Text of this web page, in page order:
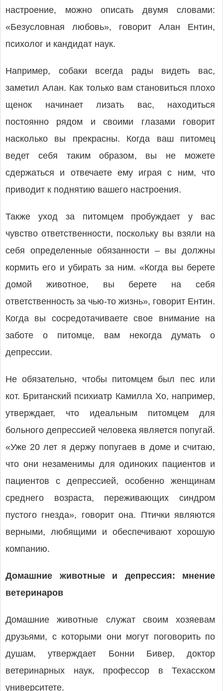
настроение, можно описать двумя словами:
«Безусловная любовь», говорит Алан Ентин,
психолог и кандидат наук.
Например, собаки всегда рады видеть вас,
заметил Алан. Как только вам становиться плохо
щенок начинает лизать вас, находиться
постоянно рядом и своими глазами говорит
насколько вы прекрасны. Когда ваш питомец
ведет себя таким образом, вы не можете
сдержаться и отвечаете ему играя с ним, что
приводит к поднятию вашего настроения.
Также уход за питомцем пробуждает у вас
чувство ответственности, поскольку вы взяли на
себя определенные обязанности – вы должны
кормить его и убирать за ним. «Когда вы берете
домой животное, вы берете на себя
ответственность за чью-то жизнь», говорит Ентин.
Когда вы сосредотачиваете свое внимание на
заботе о питомце, вам некогда думать о
депрессии.
Не обязательно, чтобы питомцем был пес или
кот. Британский психиатр Камилла Хо, например,
утверждает, что идеальным питомцем для
больного депрессией человека является попугай.
«Уже 20 лет я держу попугаев в доме и считаю,
что они незаменимы для одиноких пациентов и
пациентов с депрессией, особенно женщинам
среднего возраста, переживающих синдром
пустого гнезда», говорит она. Птички являются
верными, любящими и обеспечивают хорошую
компанию.
Домашние животные и депрессия: мнение
ветеринаров
Домашние животные служат своим хозяевам
друзьями, с которыми они могут поговорить по
душам, утверждает Бонни Бивер, доктор
ветеринарных наук, профессор в Техасском
университете.